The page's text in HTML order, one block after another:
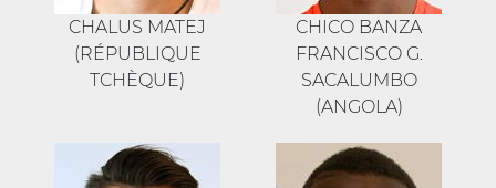
CHALUS MATEJ
(RÉPUBLIQUE
TCHÈQUE)
CHICO BANZA
FRANCISCO G.
SACALUMBO
(ANGOLA)